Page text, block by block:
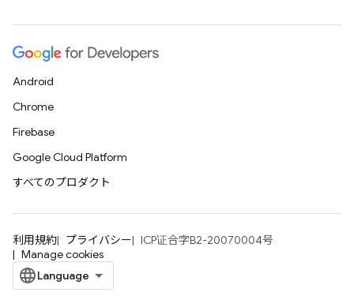
Android
Chrome
Firebase
Google Cloud Platform
すべてのプロダクト
利用規約 プライバシー
ICP证合字B2-20070004号
Manage cookies